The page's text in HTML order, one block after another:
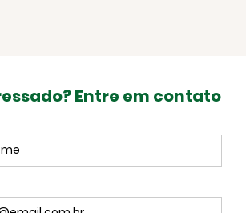
Entre em contato